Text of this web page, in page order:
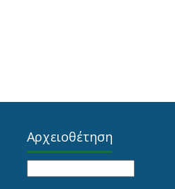
Αρχειοθέτηση